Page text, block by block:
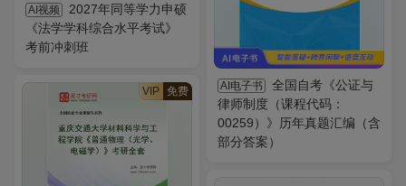
AI视频
2027年同等学力申硕
《法学学科综合水平考试》
考前冲刺班
AI电子书
全国自考《公证与
律师制度（课程代码：
00259）》历年真题汇编（含
部分答案）
VIP 免费